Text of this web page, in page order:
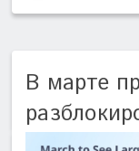
В марте